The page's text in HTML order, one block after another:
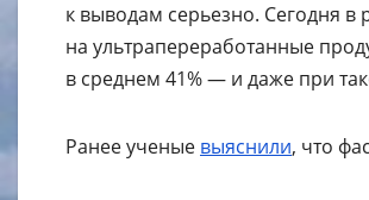
к выводам серьезно. Сегодня
на ультрапереработанные
в среднем 41% — и даже при
Ранее ученые выяснили, что